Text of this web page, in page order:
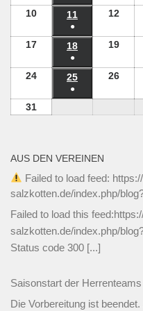
2026
2026
(1
Veranstaltung)
2026
10
August
11
●
(1
Veranstaltung)
1212.
2026
17
August
18
●
(1
Veranstaltung)
1919.
2026
24
August
25
●
2626.
31
AUS DEN VEREINEN
Failed to load feed:
salzkotten.de/index.php/
Failed to load this
salzkotten.de/index.php/
Status code 300 [...]
Saisonstart der Herrenteams
Die Vorbereitung ist